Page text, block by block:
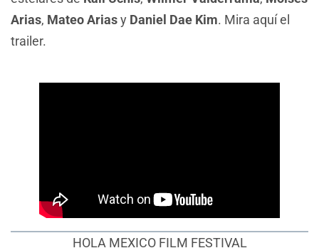
Arias, Mateo Ariasy Daniel Dae Kim. Mira aquí el
trailer.
HOLA MEXICO FILM FESTIVAL